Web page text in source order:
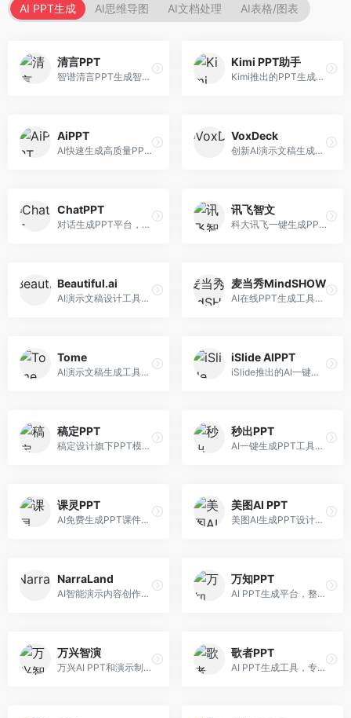
AI PPT生成 AI思维导图 AI文档处理 AI表格/图表
清言PPT
智谱清言PPT生成智能体，基于GLM大模型。面向智谱用户，支持对话生成PPT、内容优化等服务，与智谱生态深度整合。
Kimi PPT助手
Kimi推出的PPT生成智能体，整合长文本处理能力。面向职场人士和学生，支持文档解析、PPT生成、内容优化等服务，与Kimi生态深度整合。
AiPPT
AI快速生成高质量PPT平台，支持主题定制。面向职场人士和学生，提供一键生成、模板选择、内容优化等服务，PPT制作速度快，设计质量高。
VoxDeck
创新AI演示文稿生成工具，支持语音交互创作。面向职场人士，支持语音输入、PPT生成、内容优化等功能，语音创作体验便捷。
ChatPPT
对话生成PPT平台，支持自然语言交互创作。面向职场人士和教育工作者，通过对话方式完成PPT制作，交互体验友好，创作过程直观。
讯飞智文
科大讯飞一键生成PPT和Word工具，整合语音技术。面向职场人士，支持语音输入、文档生成、格式调整等功能，办公效率显著提升。
Beautiful.ai
AI演示文稿设计工具，专注于自动化设计排版。面向职场人士，提供智能排版、模板选择、设计优化等服务，设计美观度高。
麦当秀MindSHOW
AI在线PPT生成工具，支持思维导图转PPT。面向职场人士，提供思维导图导入、PPT生成、模板选择等服务，思维导图转PPT效率高。
Tome
AI演示文稿生成工具，专注于故事化演示创作。面向创业者和营销人员，提供故事叙述、视觉设计、内容生成等服务，演示文稿叙事性强。
iSlide AIPPT
iSlide推出的AI一键设计精美PPT工具。面向PPT设计用户，提供模板库、内容生成、设计优化等服务，与iSlide插件深度整合。
稿定PPT
稿定设计旗下PPT模板资源库，整合AI生成功能。面向设计师和职场人士，提供海量PPT模板、AI内容生成等服务，模板质量高。
秒出PPT
AI一键生成PPT工具，专注于快速演示文稿制作。面向职场人士，支持主题输入、内容生成、模板套用等功能，PPT生成速度快，适合紧急制作场景。
课灵PPT
AI免费生成PPT课件平台，专注于教育场景。面向教师和教育工作者，提供课件生成、教学设计、模板选择等服务，教育适配性强。
美图AI PPT
美图AI生成PPT设计工具，整合图像处理能力。面向设计师和职场人士，提供PPT生成、图片美化、设计优化等服务，视觉设计美观。
NarraLand
AI智能演示内容创作平台，专注于叙事演示。面向内容创作者，提供故事创作、演示生成、动画设计等服务，演示内容生动有趣。
万知PPT
AI PPT生成平台，整合知识库与创作功能。面向职场人士，支持内容检索、PPT生成、设计优化等服务，知识整合能力强。
万兴智演
万兴AI PPT和演示制作软件，整合视频演示功能。面向职场人士和教育工作者，提供PPT生成、演示录制、视频制作等服务，演示功能完善。
歌者PPT
AI PPT生成工具，专注于演示文稿智能创作。面向职场人士，支持主题输入、内容生成、设计美化等功能，PPT制作效率高。